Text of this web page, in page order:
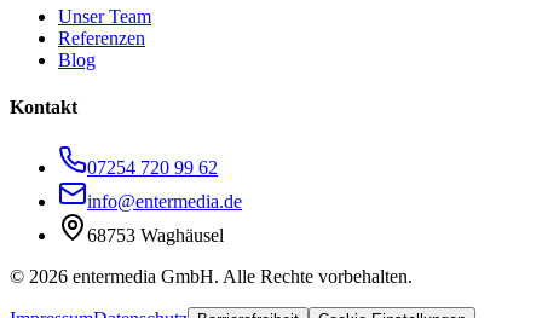
Unser Team
Referenzen
Blog
Kontakt
07254 720 99 62
info@entermedia.de
68753 Waghäusel
© 2026 entermedia GmbH. Alle Rechte vorbehalten.